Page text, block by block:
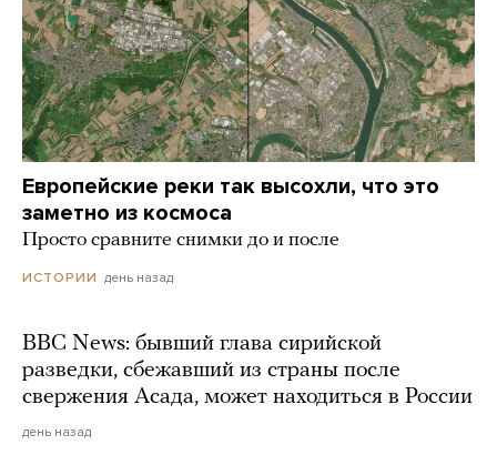
Европейские реки так высохли, что это
заметно из космоса
Просто сравните снимки до и после
ИСТОРИИ день назад
BBC News: бывший глава сирийской
разведки, сбежавший из страны после
свержения Асада, может находиться в России
день назад